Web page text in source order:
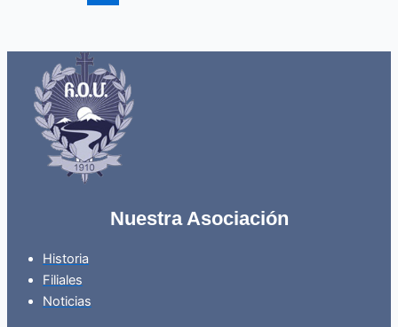
Nuestra Asociación
Historia
Filiales
Noticias